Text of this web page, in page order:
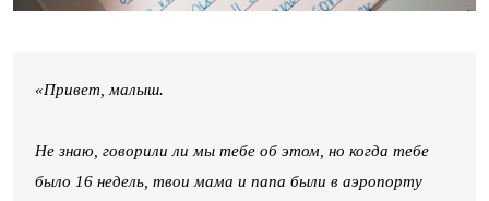
«Привет, малыш.
Не знаю, говорили ли мы тебе об этом, но когда тебе
было 16 недель, твои мама и папа были в аэропорту